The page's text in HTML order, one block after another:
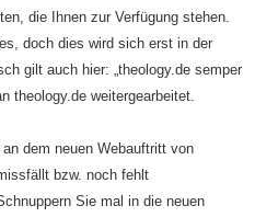
die Ihnen zur Verfügung stehen.
doch dies wird sich erst in der
gilt auch hier: „theology.de semper
theology.de weitergearbeitet.
dem neuen Webauftritt von
bzw. noch fehlt
Sie mal in die neuen